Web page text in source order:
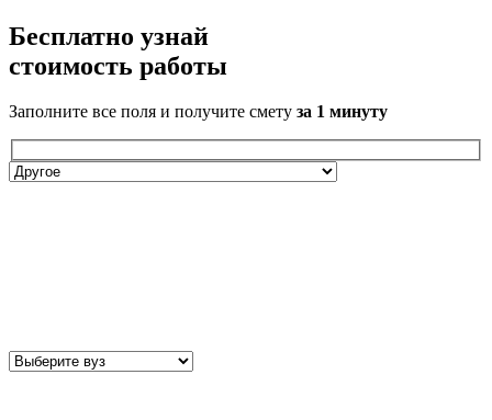
Бесплатно узнай
стоимость работы
Заполните все поля и получите смету за 1 минуту